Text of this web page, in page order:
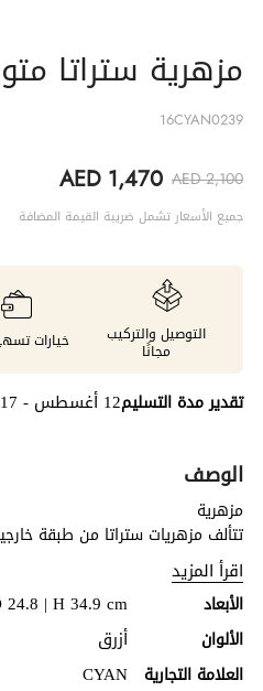
مزهرية ستراتا
16CYAN0239
AED 1,470 AED 2,100
جميع الأسعار تشمل ضريبة القيمة المضافة
التوصيل والتركيب
مجانًا خيارات
تقدير مدة التسليم12 أغسطس - 17 أغسطس
الوصف
مزهرية
تتألف مزهريات ستراتا من طبقة
تحتضن طبقة داخلية بدرجة زرقاء
دقيقة على سطحها، ثم حفرها
الأزرق الداكن في الداخل. ويمنحها
الزخارف القبلية طابعًا فنيًا
بذاته.
اقرأ المزيد
الأبعاد | H 34.9 cm
الألوان أزرق
العلامة التجارية CYAN